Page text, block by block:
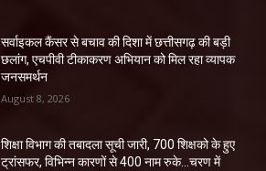
सर्वाइकल कैंसर से बचाव की दिशा में छत्तीसगढ़ की बड़ी
छलांग, एचपीवी टीकाकरण अभियान को मिल रहा व्यापक
जनसमर्थन
August 8, 2026
शिक्षा विभाग की तबादला सूची जारी, 700 शिक्षको के हुए
ट्रांसफर, विभिन्न कारणों से 400 नाम रुके…चरण में